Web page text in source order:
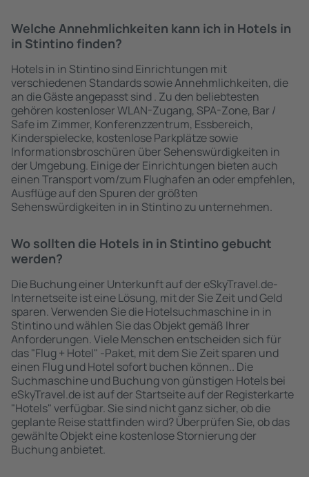
Welche Annehmlichkeiten kann ich in Hotels in
in Stintino finden?
Hotels in in Stintino sind Einrichtungen mit
verschiedenen Standards sowie Annehmlichkeiten, die
an die Gäste angepasst sind . Zu den beliebtesten
gehören kostenloser WLAN-Zugang, SPA-Zone, Bar /
Safe im Zimmer, Konferenzzentrum, Essbereich,
Kinderspielecke, kostenlose Parkplätze sowie
Informationsbroschüren über Sehenswürdigkeiten in
der Umgebung. Einige der Einrichtungen bieten auch
einen Transport vom/zum Flughafen an oder empfehlen,
Ausflüge auf den Spuren der größten
Sehenswürdigkeiten in in Stintino zu unternehmen.
Wo sollten die Hotels in in Stintino gebucht
werden?
Die Buchung einer Unterkunft auf der eSkyTravel.de-
Internetseite ist eine Lösung, mit der Sie Zeit und Geld
sparen. Verwenden Sie die Hotelsuchmaschine in in
Stintino und wählen Sie das Objekt gemäß Ihrer
Anforderungen. Viele Menschen entscheiden sich für
das "Flug + Hotel" -Paket, mit dem Sie Zeit sparen und
einen Flug und Hotel sofort buchen können.. Die
Suchmaschine und Buchung von günstigen Hotels bei
eSkyTravel.de ist auf der Startseite auf der Registerkarte
"Hotels" verfügbar. Sie sind nicht ganz sicher, ob die
geplante Reise stattfinden wird? Überprüfen Sie, ob das
gewählte Objekt eine kostenlose Stornierung der
Buchung anbietet.